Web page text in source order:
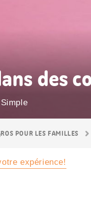
POUR LES FAMILLES
expérience!
des
Simple